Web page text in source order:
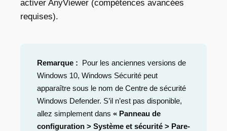
activer AnyViewer (compétences avancées
requises).
Remarque : Pour les anciennes versions de
Windows 10, Windows Sécurité peut
apparaître sous le nom de Centre de sécurité
Windows Defender. S’il n’est pas disponible,
allez simplement dans « Panneau de
configuration > Système et sécurité > Pare-